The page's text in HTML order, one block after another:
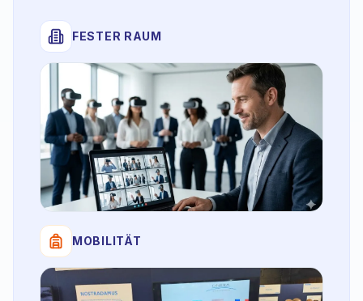
FESTER RAUM
MOBILITÄT